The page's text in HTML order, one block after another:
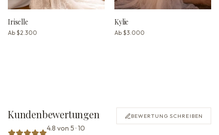
Iriselle
Ab $2.300
Kylie
Ab $3.000
Kundenbewertungen
4.8 von 5 · 10
BEWERTUNG SCHREIBEN